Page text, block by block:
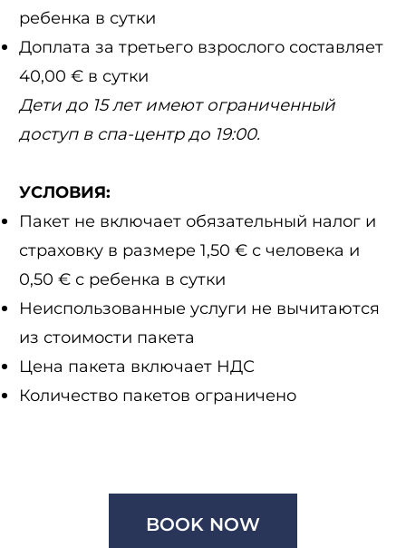
ребенка в сутки
Доплата за третьего взрослого составляет
40,00 € в сутки
Дети до 15 лет имеют ограниченный
доступ в спа-центр до 19:00.
УСЛОВИЯ:
Пакет не включает обязательный налог и
страховку в размере 1,50 € с человека и
0,50 € с ребенка в сутки
Неиспользованные услуги не вычитаются
из стоимости пакета
Цена пакета включает НДС
Количество пакетов ограничено
BOOK NOW